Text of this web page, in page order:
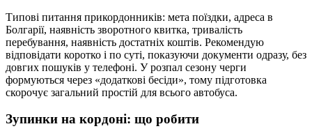
Типові питання прикордонників: мета поїздки, адреса в
Болгарії, наявність зворотного квитка, тривалість
перебування, наявність достатніх коштів. Рекомендую
відповідати коротко і по суті, показуючи документи одразу, без
довгих пошуків у телефоні. У розпал сезону черги
формуються через «додаткові бесіди», тому підготовка
скорочує загальний простій для всього автобуса.
Зупинки на кордоні: що робити